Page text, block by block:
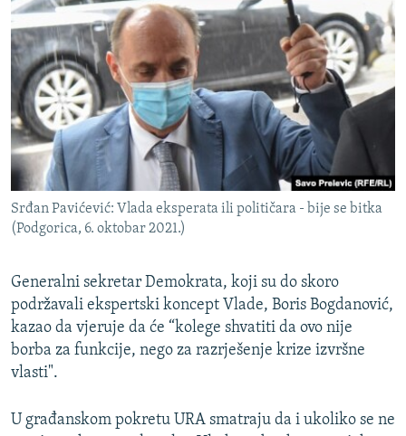
Srđan Pavićević: Vlada eksperata ili političara - bije se bitka
(Podgorica, 6. oktobar 2021.)
Generalni sekretar Demokrata, koji su do skoro
podržavali ekspertski koncept Vlade, Boris Bogdanović,
kazao da vjeruje da će “kolege shvatiti da ovo nije
borba za funkcije, nego za razrješenje krize izvršne
vlasti".
U građanskom pokretu URA smatraju da i ukoliko se ne